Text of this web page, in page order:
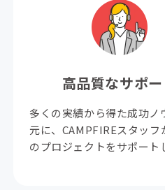
高品質なサポー
多くの実績から得た成功ノ
元に、CAMPFIREスタッフ
のプロジェクトをサポート